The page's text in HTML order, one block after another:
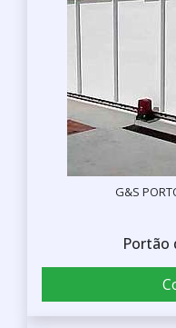
G&S
Portão